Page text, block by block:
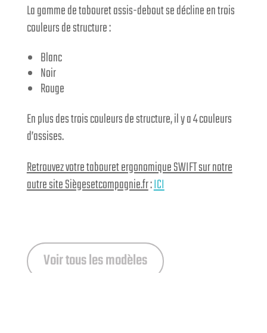
La gamme de tabouret assis-debout se décline en trois
couleurs de structure :
Blanc
Noir
Rouge
En plus des trois couleurs de structure, il y a 4 couleurs
d’assises.
Retrouvez votre tabouret ergonomique SWIFT sur notre
autre site Siègesetcompagnie.fr:ICI
Voir tous les modèles